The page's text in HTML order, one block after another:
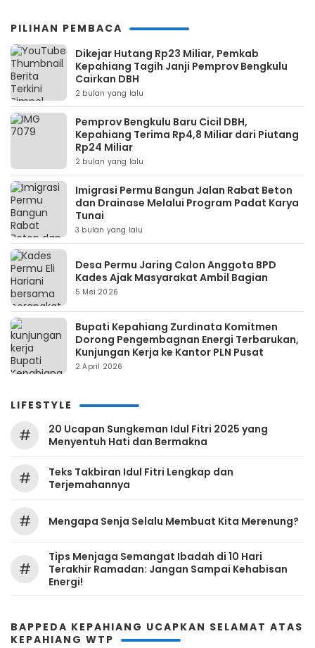
PILIHAN PEMBACA
Dikejar Hutang Rp23 Miliar, Pemkab
Kepahiang Tagih Janji Pemprov Bengkulu
Cairkan DBH
2 bulan yang lalu
Pemprov Bengkulu Baru Cicil DBH,
Kepahiang Terima Rp4,8 Miliar dari Piutang
Rp24 Miliar
2 bulan yang lalu
Imigrasi Permu Bangun Jalan Rabat Beton
dan Drainase Melalui Program Padat Karya
Tunai
3 bulan yang lalu
Desa Permu Jaring Calon Anggota BPD
Kades Ajak Masyarakat Ambil Bagian
5 Mei 2026
Bupati Kepahiang Zurdinata Komitmen
Dorong Pengembagnan Energi Terbarukan,
Kunjungan Kerja ke Kantor PLN Pusat
2 April 2026
LIFESTYLE
#
20 Ucapan Sungkeman Idul Fitri 2025 yang
Menyentuh Hati dan Bermakna
#
Teks Takbiran Idul Fitri Lengkap dan
Terjemahannya
# Mengapa Senja Selalu Membuat Kita Merenung?
#
Tips Menjaga Semangat Ibadah di 10 Hari
Terakhir Ramadan: Jangan Sampai Kehabisan
Energi!
BAPPEDA KEPAHIANG UCAPKAN SELAMAT ATAS
KEPAHIANG WTP